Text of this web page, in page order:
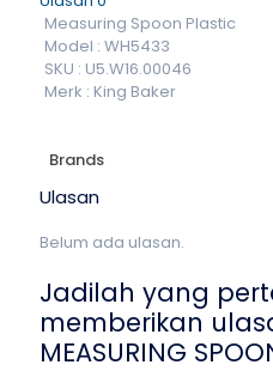
Measuring Spoon Plastic
Model : WH5433
SKU : U5.W16.00046
Merk : King Baker
Brands
Ulasan
Belum ada ulasan.
Jadilah yang
memberikan
MEASURING